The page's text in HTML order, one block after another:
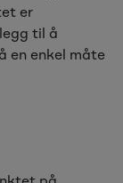
er
til å
en enkel måte